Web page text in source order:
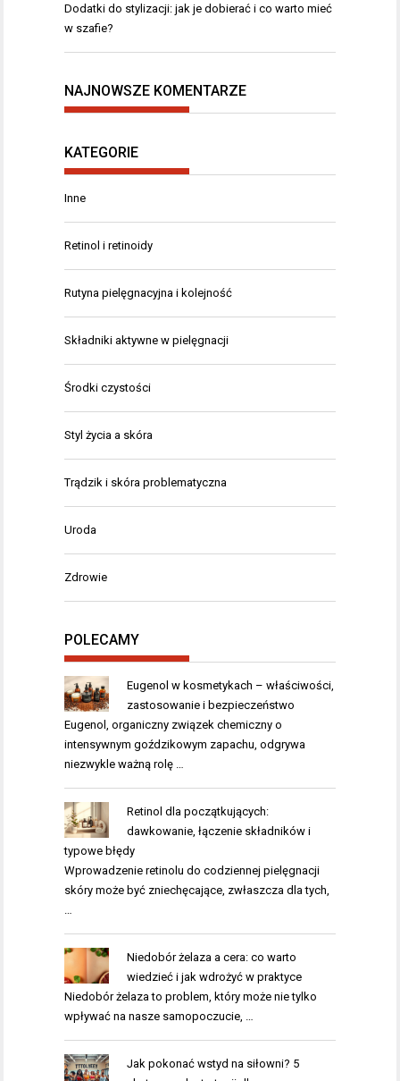
Dodatki do stylizacji: jak je dobierać i co warto mieć
w szafie?
NAJNOWSZE KOMENTARZE
KATEGORIE
Inne
Retinol i retinoidy
Rutyna pielęgnacyjna i kolejność
Składniki aktywne w pielęgnacji
Środki czystości
Styl życia a skóra
Trądzik i skóra problematyczna
Uroda
Zdrowie
POLECAMY
Eugenol w kosmetykach – właściwości,
zastosowanie i bezpieczeństwo
Eugenol, organiczny związek chemiczny o
intensywnym goździkowym zapachu, odgrywa
niezwykle ważną rolę …
Retinol dla początkujących:
dawkowanie, łączenie składników i
typowe błędy
Wprowadzenie retinolu do codziennej pielęgnacji
skóry może być zniechęcające, zwłaszcza dla tych,
…
Niedobór żelaza a cera: co warto
wiedzieć i jak wdrożyć w praktyce
Niedobór żelaza to problem, który może nie tylko
wpływać na nasze samopoczucie, …
Jak pokonać wstyd na siłowni? 5